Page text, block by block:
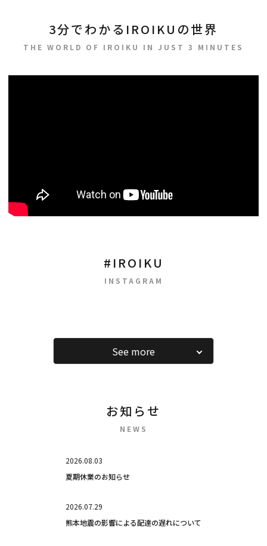
3分でわかるIROIKUの世界
THE WORLD OF IROIKU IN JUST 3 MINUTES
#IROIKU
INSTAGRAM
See more
お知らせ
NEWS
2026.08.03
夏期休業のお知らせ
2026.07.29
熊本地震の影響による配達の遅れについて